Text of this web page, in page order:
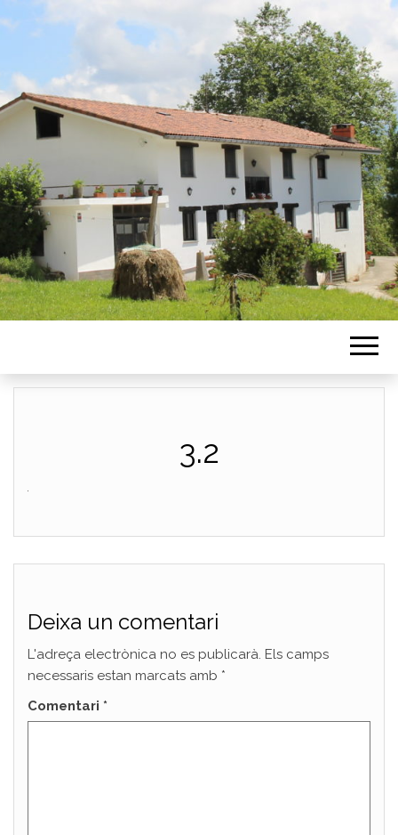
3.2
Deixa un comentari
L'adreça electrònica no es publicarà. Els camps
necessaris estan marcats amb *
Comentari *